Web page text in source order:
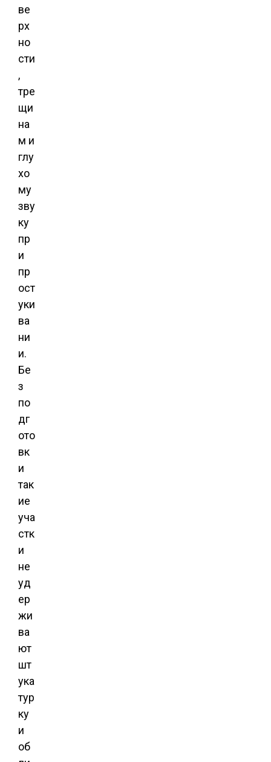
ве
рх
но
сти
,
тре
щи
на
м и
глу
хо
му
зву
ку
пр
и
пр
ост
уки
ва
ни
и.
Бе
з
по
дг
ото
вк
и
так
ие
уча
стк
и
не
уд
ер
жи
ва
ют
шт
ука
тур
ку
и
об